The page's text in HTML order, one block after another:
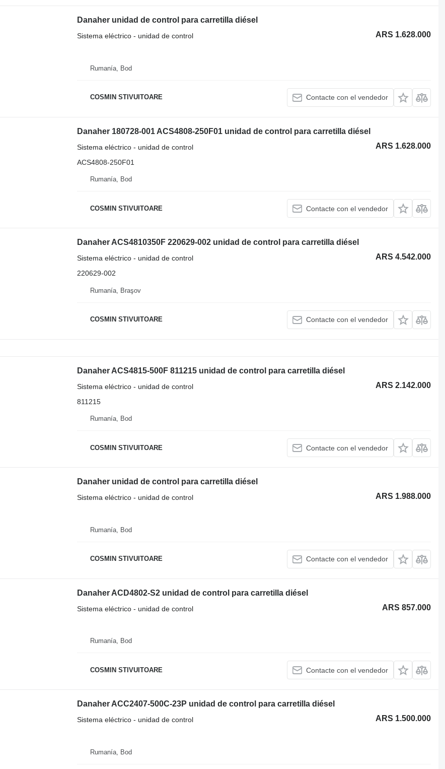
Danaher unidad de control para carretilla diésel
ARS 1.628.000
Sistema eléctrico - unidad de control
Rumanía, Bod
COSMIN STIVUITOARE Contacte con el vendedor
Danaher 180728-001 ACS4808-250F01 unidad de control para carretilla diésel
ARS 1.628.000
Sistema eléctrico - unidad de control
ACS4808-250F01
Rumanía, Bod
COSMIN STIVUITOARE Contacte con el vendedor
Danaher ACS4810350F 220629-002 unidad de control para carretilla diésel
ARS 4.542.000
Sistema eléctrico - unidad de control
220629-002
Rumanía, Braşov
COSMIN STIVUITOARE Contacte con el vendedor
Danaher ACS4815-500F 811215 unidad de control para carretilla diésel
ARS 2.142.000
Sistema eléctrico - unidad de control
811215
Rumanía, Bod
COSMIN STIVUITOARE Contacte con el vendedor
Danaher unidad de control para carretilla diésel
ARS 1.988.000
Sistema eléctrico - unidad de control
Rumanía, Bod
COSMIN STIVUITOARE Contacte con el vendedor
Danaher ACD4802-S2 unidad de control para carretilla diésel
ARS 857.000
Sistema eléctrico - unidad de control
Rumanía, Bod
COSMIN STIVUITOARE Contacte con el vendedor
Danaher ACC2407-500C-23P unidad de control para carretilla diésel
ARS 1.500.000
Sistema eléctrico - unidad de control
Rumanía, Bod